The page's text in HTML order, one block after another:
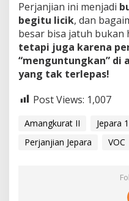
Perjanjian ini menjadi
begitu licik, dan
besar bisa jatuh bukan
tetapi juga karena
“menguntungkan”
yang tak terlepas!
Post Views: 1,007
Amangkurat II Jepara
Perjanjian Jepara
VOC